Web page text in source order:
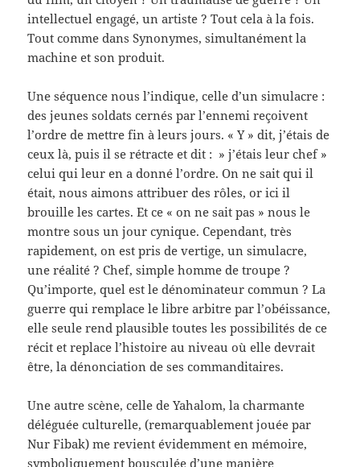
intellectuel engagé, un artiste ? Tout cela à la fois.
Tout comme dans Synonymes, simultanément la
machine et son produit.
Une séquence nous l’indique, celle d’un simulacre :
des jeunes soldats cernés par l’ennemi reçoivent
l’ordre de mettre fin à leurs jours. « Y » dit, j’étais de
ceux là, puis il se rétracte et dit : » j’étais leur chef »
celui qui leur en a donné l’ordre. On ne sait qui il
était, nous aimons attribuer des rôles, or ici il
brouille les cartes. Et ce « on ne sait pas » nous le
montre sous un jour cynique. Cependant, très
rapidement, on est pris de vertige, un simulacre,
une réalité ? Chef, simple homme de troupe ?
Qu’importe, quel est le dénominateur commun ? La
guerre qui remplace le libre arbitre par l’obéissance,
elle seule rend plausible toutes les possibilités de ce
récit et replace l’histoire au niveau où elle devrait
être, la dénonciation de ses commanditaires.
Une autre scène, celle de Yahalom, la charmante
déléguée culturelle, (remarquablement jouée par
Nur Fibak) me revient évidemment en mémoire,
symboliquement bousculée d’une manière